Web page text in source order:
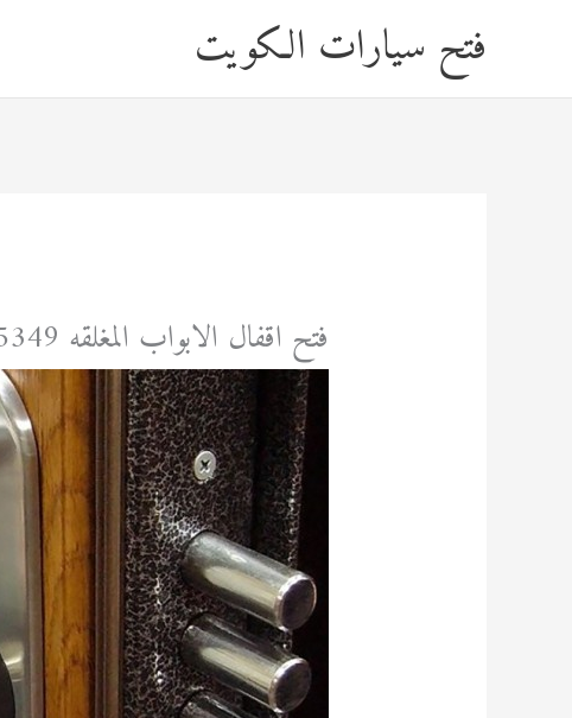
المحتوى
فتح سيارات الكويت
فتح اقفال الابواب المغلقه 92295349